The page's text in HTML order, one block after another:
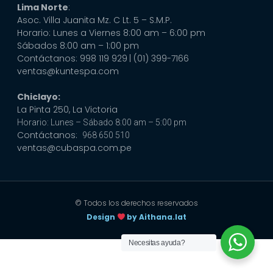
Lima Norte:
Asoc. Villa Juanita Mz. C Lt. 5 – S.M.P.
Horario: Lunes a Viernes 8:00 am – 6:00 pm
Sábados 8:00 am – 1:00 pm
Contáctanos: 998 119 929 | (01) 399-7166
ventas@kuntespa.com
Chiclayo:
La Pinta 250, La Victoria
Horario: Lunes – Sábado 8:00 am – 5:00 pm
Contáctanos: 968 650 510
ventas@cubaspa.com.pe
© Todos los derechos reservados
Design
by Aithana.lat
Necesitas ayuda?